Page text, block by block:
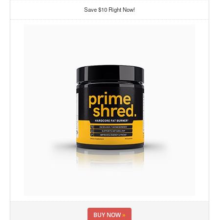
Save $10 Right Now!
BUY NOW»